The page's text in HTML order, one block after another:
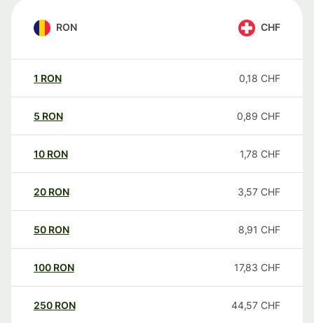
RON CHF
1 RON 0,18 CHF
5 RON 0,89 CHF
10 RON 1,78 CHF
20 RON 3,57 CHF
50 RON 8,91 CHF
100 RON 17,83 CHF
250 RON 44,57 CHF